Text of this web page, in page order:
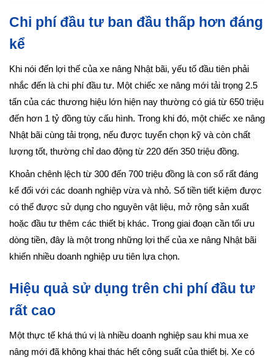
Chi phí đầu tư ban đầu thấp hơn đáng
kể
Khi nói đến lợi thế của xe nâng Nhật bãi, yếu tố đầu tiên phải
nhắc đến là chi phí đầu tư. Một chiếc xe nâng mới tải trọng 2.5
tấn của các thương hiệu lớn hiện nay thường có giá từ 650 triệu
đến hơn 1 tỷ đồng tùy cấu hình. Trong khi đó, một chiếc xe nâng
Nhật bãi cùng tải trọng, nếu được tuyển chọn kỹ và còn chất
lượng tốt, thường chỉ dao động từ 220 đến 350 triệu đồng.
Khoản chênh lệch từ 300 đến 700 triệu đồng là con số rất đáng
kể đối với các doanh nghiệp vừa và nhỏ. Số tiền tiết kiệm được
có thể được sử dụng cho nguyên vật liệu, mở rộng sản xuất
hoặc đầu tư thêm các thiết bị khác. Trong giai đoạn cần tối ưu
dòng tiền, đây là một trong những lợi thế của xe nâng Nhật bãi
khiến nhiều doanh nghiệp ưu tiên lựa chọn.
Hiệu quả sử dụng trên chi phí đầu tư
rất cao
Một thực tế khá thú vị là nhiều doanh nghiệp sau khi mua xe
nâng mới đã không khai thác hết công suất của thiết bị. Xe có